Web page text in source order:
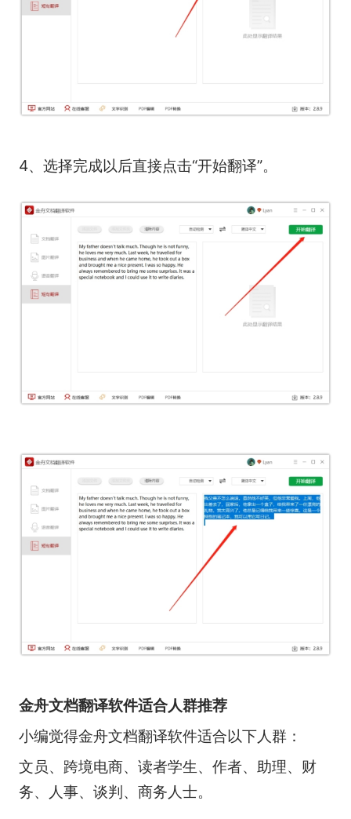
4、选择完成以后直接点击“开始翻译”。
金舟文档翻译软件适合人群推荐
小编觉得金舟文档翻译软件适合以下人群：
文员、跨境电商、读者学生、作者、助理、财
务、人事、谈判、商务人士。